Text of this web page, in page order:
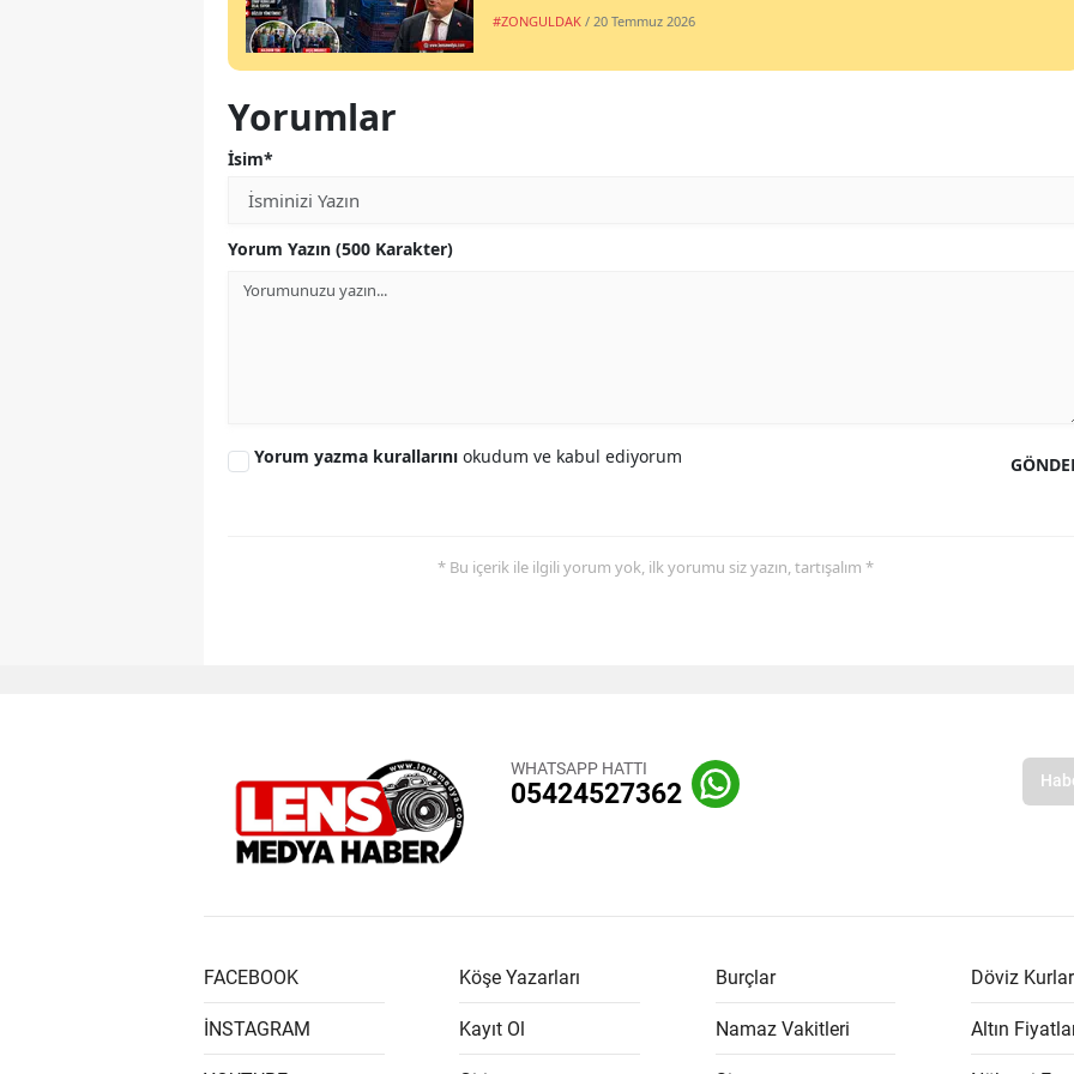
#ZONGULDAK / 20 Temmuz 2026
Yorumlar
İsim*
Yorum Yazın (500 Karakter)
Yorum yazma kurallarını okudum ve kabul ediyorum
* Bu içerik ile ilgili yorum yok, ilk yorumu siz yazın, tartışalım *
WHATSAPP HATTI
05424527362
FACEBOOK
İNSTAGRAM
Köşe Yazarları
Kayıt Ol
Burçlar
Namaz Vakitleri
Döviz
Altın